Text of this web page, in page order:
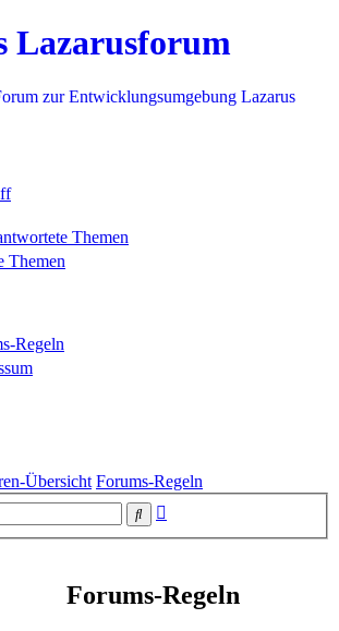
Lazarusforum
zur Entwicklungsumgebung Lazarus
Themen
Themen
Regeln
Übersicht Forums-Regeln
Suche
Forums-Regeln